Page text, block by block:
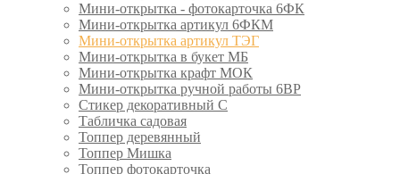
Мини-открытка - фотокарточка 6ФК
Мини-открытка артикул 6ФКМ
Мини-открытка артикул ТЭГ
Мини-открытка в букет МБ
Мини-открытка крафт МОК
Мини-открытка ручной работы 6ВР
Стикер декоративный С
Табличка садовая
Топпер деревянный
Топпер Мишка
Топпер фотокарточка